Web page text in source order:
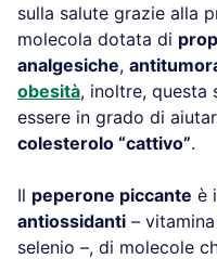
sulla salute grazie alla
molecola dotata di
analgesiche,
obesità, inoltre, questa
essere in grado di
colesterolo “cattivo”.
Il peperone piccante è
antiossidanti –
selenio –, di molecole